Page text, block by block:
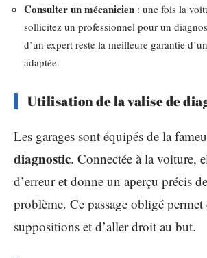
Consulter un mécanicien : une fois la
sollicitez un professionnel pour un
d’un expert reste la meilleure garantie
adaptée.
Utilisation de la valise de
Les garages sont équipés de la
diagnostic. Connectée à la voiture,
d’erreur et donne un aperçu précis
problème. Ce passage obligé permet
suppositions et d’aller droit au but.